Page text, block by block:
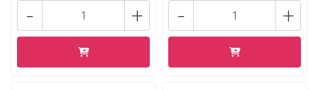
+
- +
-